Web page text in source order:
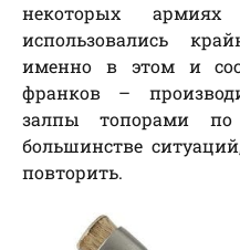
некоторых армиях
использовались
именно в этом и
франков –
залпы топорами
большинстве
повторить.